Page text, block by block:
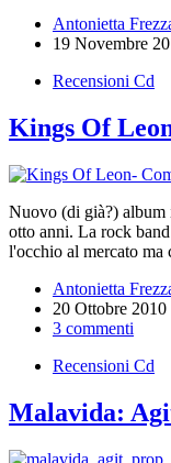
Antonietta
19 Novembre
Recensioni Cd
Kings Of
Nuovo (di già?)
otto anni. La rock
l'occhio al mercato ma
Antonietta
20 Ottobre 2010
3 commenti
Recensioni Cd
Malavida: